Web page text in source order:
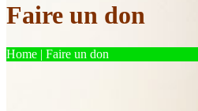
Faire un don
Home | Faire un don